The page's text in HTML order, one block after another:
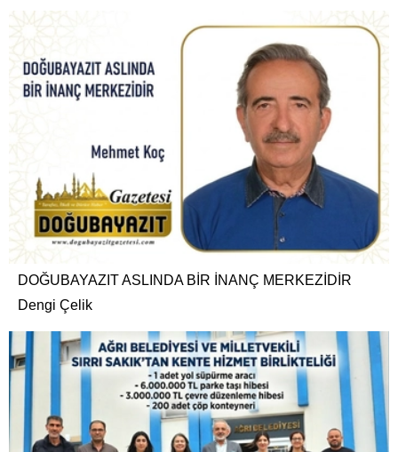
DOĞUBAYAZIT ASLINDA BİR İNANÇ MERKEZİDİR
Dengi Çelik